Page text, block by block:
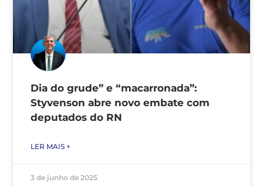
Dia do grude” e “macarronada”:
Styvenson abre novo embate com
deputados do RN
LER MAIS +
3 de junho de 2025